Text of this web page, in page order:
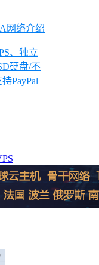
网络介绍
、独立
硬盘/不
PayPal